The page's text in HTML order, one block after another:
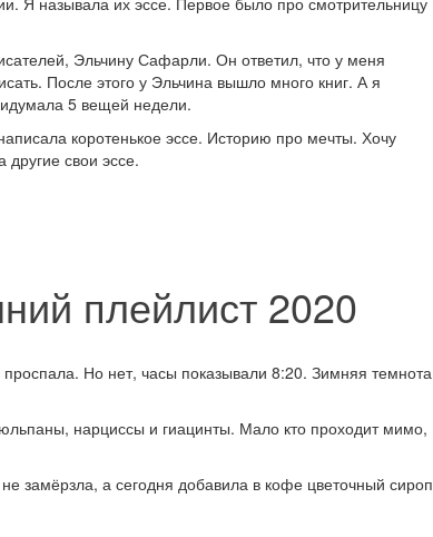
Эльчину Сафарли. Он ответил, что у меня
После этого у Эльчина вышло много книг. А я
5 вещей недели.
коротенькое эссе. Историю про мечты. Хочу
другие свои эссе.
плейлист 2020
Но нет, часы показывали 8:20. Зимняя темнота
нарциссы и гиацинты. Мало кто проходит мимо,
замёрзла, а сегодня добавила в кофе цветочный сироп